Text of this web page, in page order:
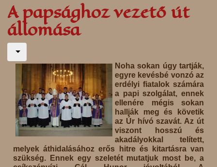
A papsághoz vezető út
állomása
Noha sokan úgy tartják,
egyre kevésbé vonzó az
erdélyi fiatalok számára
a papi szolgálat, ennek
ellenére mégis sokan
hallják meg és követik
az Úr hívó szavát. Az út
viszont hosszú és
akadályokkal telített,
melyek áthidalásához erős hitre és kitartásra van
szükség. Ennek egy szeletét mutatjuk most be, a